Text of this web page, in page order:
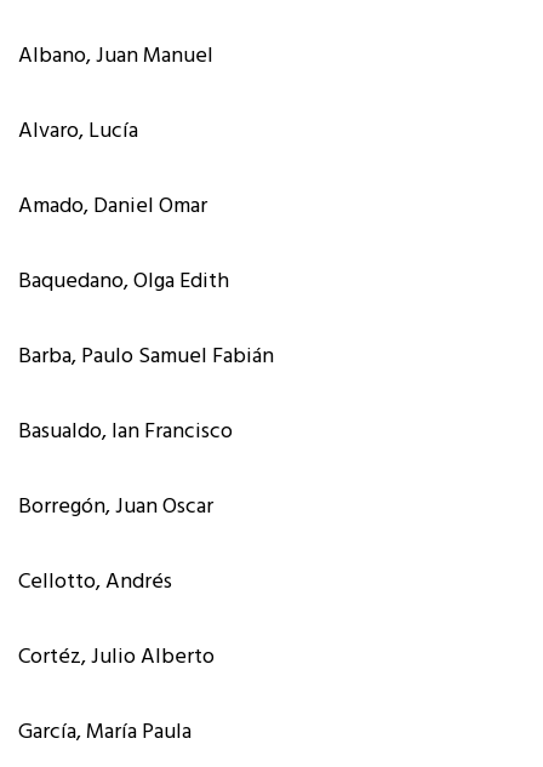
Albano, Juan Manuel
Alvaro, Lucía
Amado, Daniel Omar
Baquedano, Olga Edith
Barba, Paulo Samuel Fabián
Basualdo, Ian Francisco
Borregón, Juan Oscar
Cellotto, Andrés
Cortéz, Julio Alberto
García, María Paula